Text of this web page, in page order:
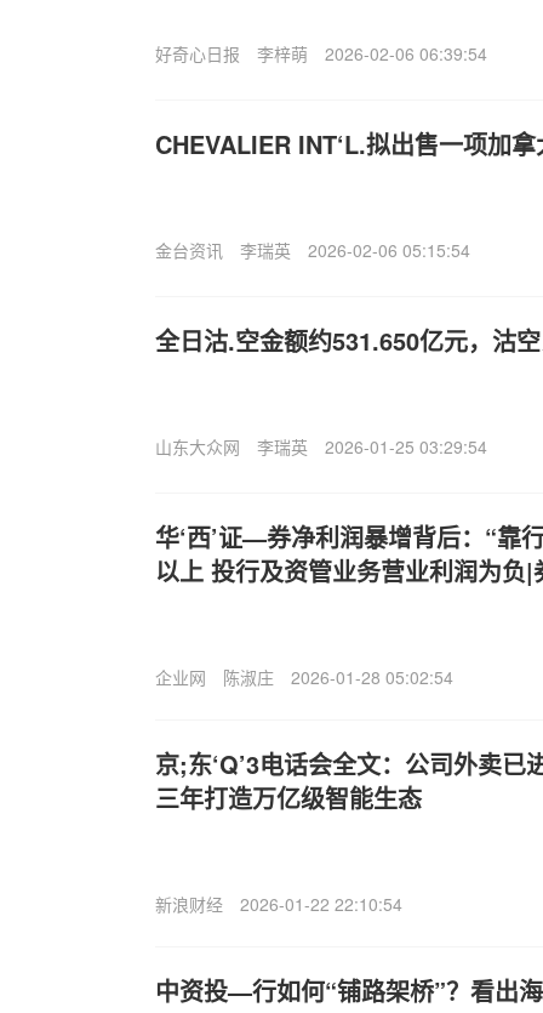
好奇心日报 李梓萌 2026-02-06 06:39:54
CHEVALIER INT‘L.拟出售一项加
金台资讯 李瑞英 2026-02-06 05:15:54
全日沽.空金额约531.650亿元，沽
山东大众网 李瑞英 2026-01-25 03:29:54
华‘西’证—券净利润暴增背后：“靠
以上 投行及资管业务营业利润为负|
企业网 陈淑庄 2026-01-28 05:02:54
京;东‘Q’3电话会全文：公司外卖已
三年打造万亿级智能生态
新浪财经 2026-01-22 22:10:54
中资投—行如何“铺路架桥”？看出